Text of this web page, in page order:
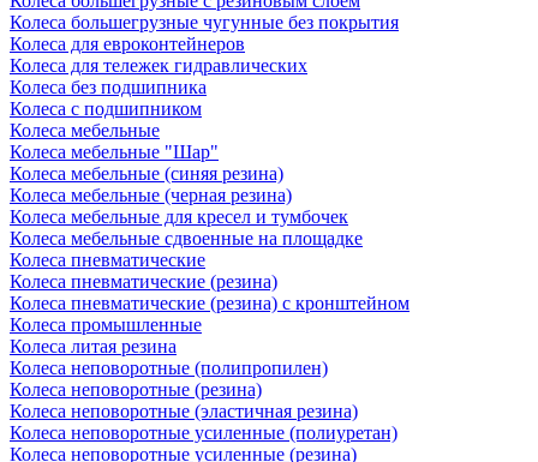
Колеса большегрузные чугунные без покрытия
Колеса для евроконтейнеров
Колеса для тележек гидравлических
Колеса без подшипника
Колеса с подшипником
Колеса мебельные
Колеса мебельные "Шар"
Колеса мебельные (синяя резина)
Колеса мебельные (черная резина)
Колеса мебельные для кресел и тумбочек
Колеса мебельные сдвоенные на площадке
Колеса пневматические
Колеса пневматические (резина)
Колеса пневматические (резина) с кронштейном
Колеса промышленные
Колеса литая резина
Колеса неповоротные (полипропилен)
Колеса неповоротные (резина)
Колеса неповоротные (эластичная резина)
Колеса неповоротные усиленные (полиуретан)
Колеса неповоротные усиленные (резина)